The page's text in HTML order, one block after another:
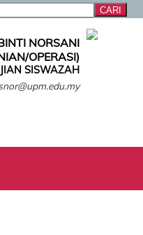
NORSANI
OPERASI)
SISWAZAH